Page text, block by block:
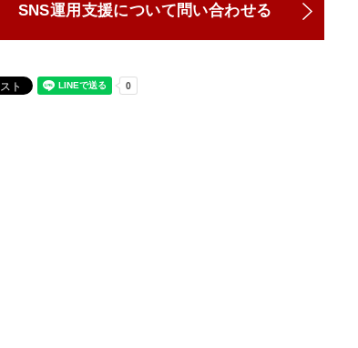
SNS運用支援について問い合わせる